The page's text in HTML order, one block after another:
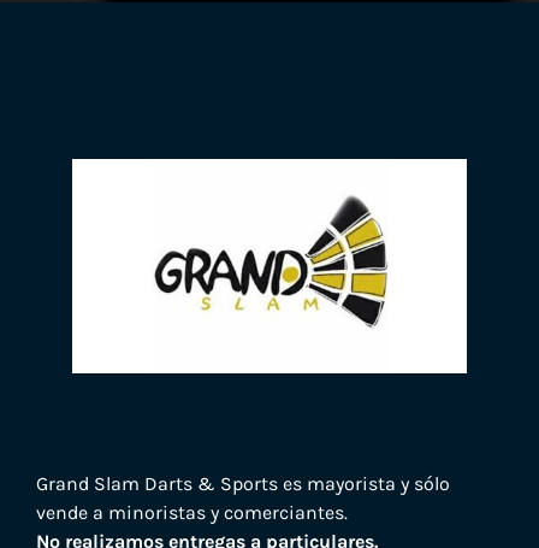
Grand Slam Darts & Sports es mayorista y sólo
vende a minoristas y comerciantes.
No realizamos entregas a particulares.